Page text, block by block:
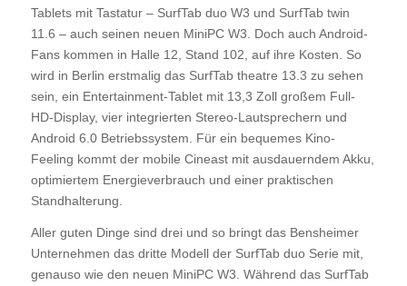
Tablets mit Tastatur – SurfTab duo W3 und SurfTab twin
11.6 – auch seinen neuen MiniPC W3. Doch auch Android-
Fans kommen in Halle 12, Stand 102, auf ihre Kosten. So
wird in Berlin erstmalig das SurfTab theatre 13.3 zu sehen
sein, ein Entertainment-Tablet mit 13,3 Zoll großem Full-
HD-Display, vier integrierten Stereo-Lautsprechern und
Android 6.0 Betriebssystem. Für ein bequemes Kino-
Feeling kommt der mobile Cineast mit ausdauerndem Akku,
optimiertem Energieverbrauch und einer praktischen
Standhalterung.
Aller guten Dinge sind drei und so bringt das Bensheimer
Unternehmen das dritte Modell der SurfTab duo Serie mit,
genauso wie den neuen MiniPC W3. Während das SurfTab